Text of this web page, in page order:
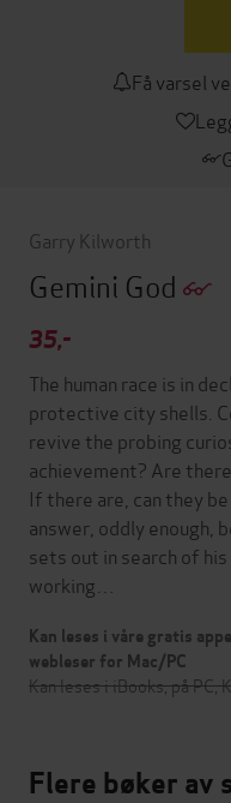
Få varsel
Garry Kilworth
Gemini God
35,-
The human race is in
protective city shells.
revive the probing
achievement? Are
If there are, can they
answer, oddly enough,
sets out in search of
working…
Kan leses i våre gratis
webleser for Mac/PC
Kan leses i iBooks, på PC,
Flere bøker av